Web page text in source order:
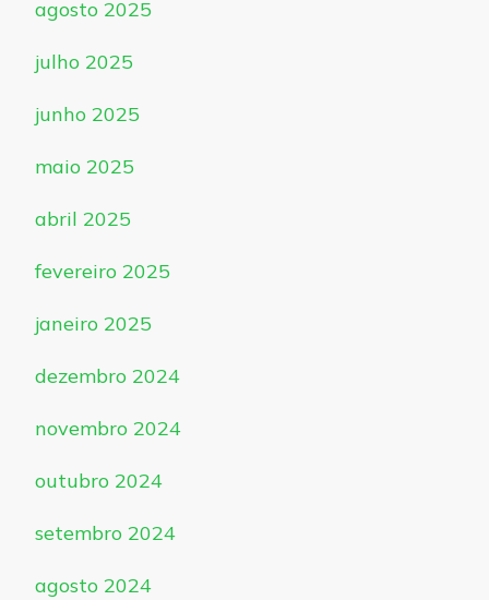
agosto 2025
julho 2025
junho 2025
maio 2025
abril 2025
fevereiro 2025
janeiro 2025
dezembro 2024
novembro 2024
outubro 2024
setembro 2024
agosto 2024